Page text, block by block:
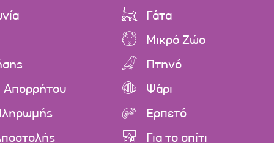
Απορρήτου
Γάτα
Μικρό Ζώο
Πτηνό
Ψάρι
Ερπετό
Για το σπίτι